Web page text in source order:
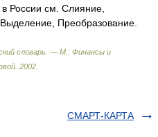
России см. Слияние,
Преобразование.
словарь. — М.: Финансы и
2002
СМАРТ-КАРТА